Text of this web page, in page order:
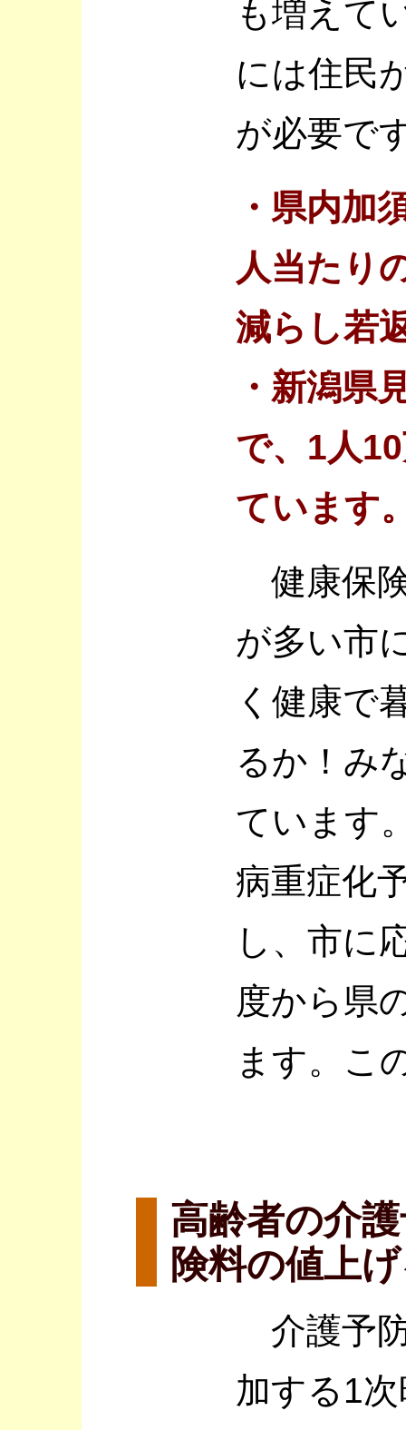
も増えて
には住民
が必要で
・県内加
人当たり
減らし若
・新潟県
で、1人
ています
健康保
が多い市
く健康で
るか！み
ています
病重症化
し、市に
度から県
ます。こ
高齢者の介
険料の値上
介護予
加する1